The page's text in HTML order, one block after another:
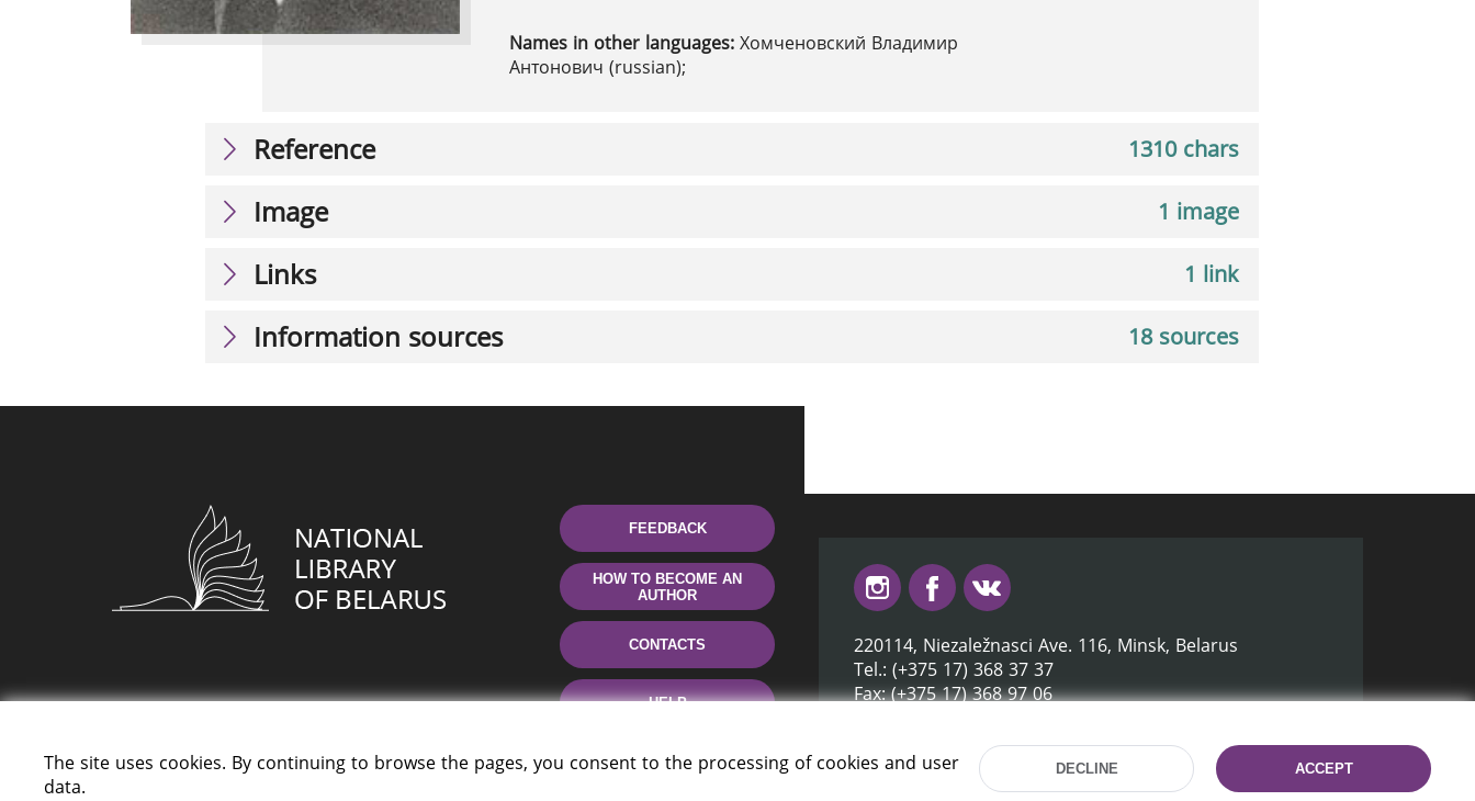
Names in other languages: Хомченовский Владимир
Антонович (russian);
1310 chars
Reference
1 image
Image
1 link
Links
18 sources
Information sources
FEEDBACK
HOW TO BECOME AN
AUTHOR
CONTACTS
HELP
220114, Niezaležnasci Ave. 116, Minsk, Belarus
Tel.: (+375 17) 368 37 37
Fax: (+375 17) 368 97 06
Site development:mrsoft.by
The site uses cookies. By continuing to browse the pages, you consent to the processing of cookies and user
data.
DECLINE ACCEPT